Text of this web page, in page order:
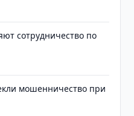
сотрудничество по
мошенничество при